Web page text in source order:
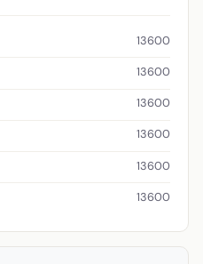
13600
13600
13600
13600
13600
13600